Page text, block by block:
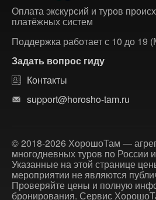
Оплата экскурсий и туров
платёжных систем
Поддержка работает с 10 до 19
Задать вопрос гиду
Контакты
support@horosho-tam.ru
© 2018-2026 ХорошоТам —
многодневных туров по России
Указанные на этой странице
мероприятии не являются
Проверяйте цены и полную
бронирования. Сервис